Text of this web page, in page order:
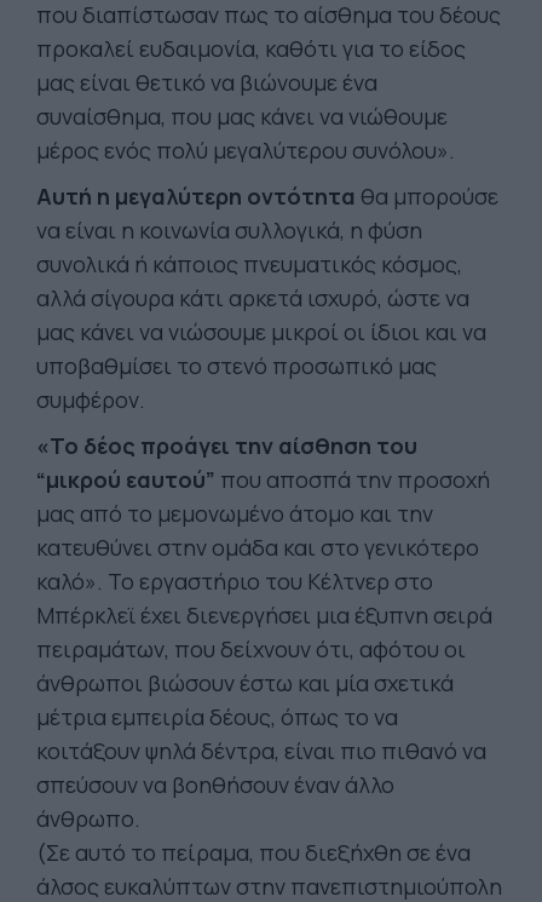
που διαπίστωσαν πως το αίσθημα του δέους
προκαλεί ευδαιμονία, καθότι για το είδος
μας είναι θετικό να βιώνουμε ένα
συναίσθημα, που μας κάνει να νιώθουμε
μέρος ενός πολύ μεγαλύτερου συνόλου».
Αυτή η μεγαλύτερη οντότητα θα μπορούσε
να είναι η κοινωνία συλλογικά, η φύση
συνολικά ή κάποιος πνευματικός κόσμος,
αλλά σίγουρα κάτι αρκετά ισχυρό, ώστε να
μας κάνει να νιώσουμε μικροί οι ίδιοι και να
υποβαθμίσει το στενό προσωπικό μας
συμφέρον.
«Το δέος προάγει την αίσθηση του
“μικρού εαυτού” που αποσπά την προσοχή
μας από το μεμονωμένο άτομο και την
κατευθύνει στην ομάδα και στο γενικότερο
καλό». Το εργαστήριο του Κέλτνερ στο
Μπέρκλεϊ έχει διενεργήσει μια έξυπνη σειρά
πειραμάτων, που δείχνουν ότι, αφότου οι
άνθρωποι βιώσουν έστω και μία σχετικά
μέτρια εμπειρία δέους, όπως το να
κοιτάξουν ψηλά δέντρα, είναι πιο πιθανό να
σπεύσουν να βοηθήσουν έναν άλλο
άνθρωπο.
(Σε αυτό το πείραμα, που διεξήχθη σε ένα
άλσος ευκαλύπτων στην πανεπιστημιούπολη